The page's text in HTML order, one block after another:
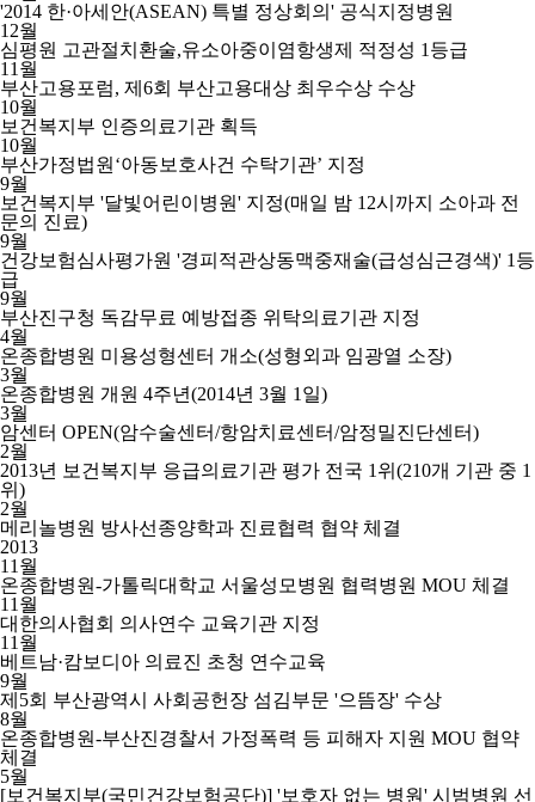
'2014 한·아세안(ASEAN) 특별 정상회의' 공식지정병원
12월
심평원 고관절치환술,유소아중이염항생제 적정성 1등급
11월
부산고용포럼, 제6회 부산고용대상 최우수상 수상
10월
보건복지부 인증의료기관 획득
10월
부산가정법원‘아동보호사건 수탁기관’ 지정
9월
보건복지부 '달빛어린이병원' 지정(매일 밤 12시까지 소아과 전
문의 진료)
9월
건강보험심사평가원 '경피적관상동맥중재술(급성심근경색)' 1등
급
9월
부산진구청 독감무료 예방접종 위탁의료기관 지정
4월
온종합병원 미용성형센터 개소(성형외과 임광열 소장)
3월
온종합병원 개원 4주년(2014년 3월 1일)
3월
암센터 OPEN(암수술센터/항암치료센터/암정밀진단센터)
2월
2013년 보건복지부 응급의료기관 평가 전국 1위(210개 기관 중 1
위)
2월
메리놀병원 방사선종양학과 진료협력 협약 체결
2013
11월
온종합병원-가톨릭대학교 서울성모병원 협력병원 MOU 체결
11월
대한의사협회 의사연수 교육기관 지정
11월
베트남·캄보디아 의료진 초청 연수교육
9월
제5회 부산광역시 사회공헌장 섬김부문 '으뜸장' 수상
8월
온종합병원-부산진경찰서 가정폭력 등 피해자 지원 MOU 협약
체결
5월
[보건복지부(국민건강보험공단)] '보호자 없는 병원' 시범병원 선